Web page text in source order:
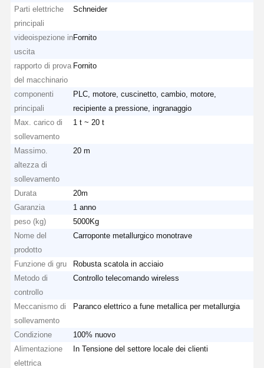
Casa
Fatory Tour
Qualità
Tutti I Casi
Ora
Chiacchieri
Parti elettriche
principali
Schneider
videoispezione in
uscita
Fornito
rapporto di prova
del macchinario
Fornito
componenti
principali
PLC, motore, cuscinetto, cambio, motore,
recipiente a pressione, ingranaggio
Max. carico di
sollevamento
1 t ~ 20 t
Massimo.
altezza di
sollevamento
20 m
Durata
20m
Garanzia
1 anno
peso (kg)
5000Kg
Nome del
prodotto
Carroponte metallurgico monotrave
Funzione di gru
Robusta scatola in acciaio
Metodo di
controllo
Controllo telecomando wireless
Meccanismo di
sollevamento
Paranco elettrico a fune metallica per metallurgia
Condizione
100% nuovo
Alimentazione
elettrica
In Tensione del settore locale dei clienti